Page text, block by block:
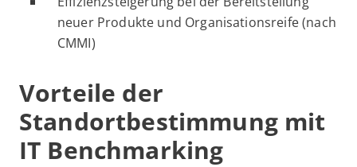
neuer Produkte und Organisationsreife (nach
CMMI)
Vorteile der
Standortbestimmung mit
IT Benchmarking